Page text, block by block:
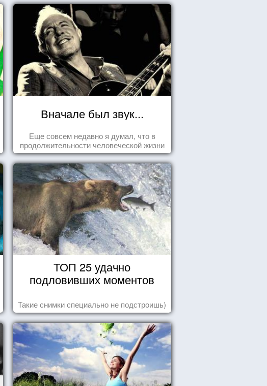
Вначале был звук...
Еще совсем недавно я думал, что в
продолжительности человеческой жизни
заложена какая-то ошибка.
ТОП 25 удачно
подловивших моментов
Такие снимки специально не подстроишь)